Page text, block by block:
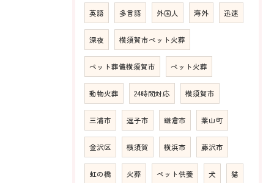
英語 多言語 外国人 海外 迅速
深夜 横須賀市ペット火葬
ペット葬儀横須賀市 ペット火葬
動物火葬 24時間対応 横須賀市
三浦市 逗子市 鎌倉市 葉山町
金沢区 横須賀 横浜市 藤沢市
虹の橋 火葬 ペット供養 犬 猫